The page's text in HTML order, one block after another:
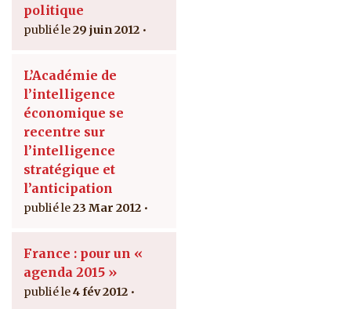
politique
29 juin 2012
L’Académie de
l’intelligence
économique se
recentre sur
l’intelligence
stratégique et
l’anticipation
23 Mar 2012
France : pour un «
agenda 2015 »
4 fév 2012